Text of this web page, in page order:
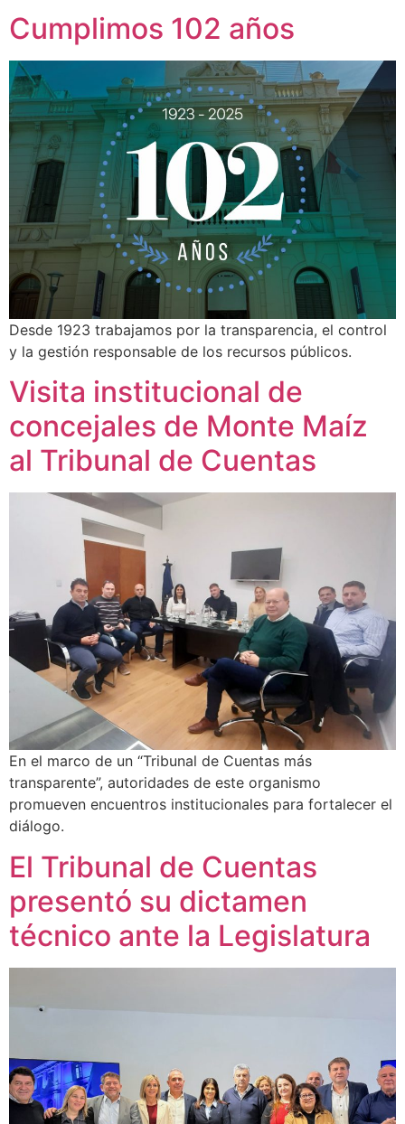
Cumplimos 102 años
Desde 1923 trabajamos por la transparencia, el control
y la gestión responsable de los recursos públicos.
Visita institucional de
concejales de Monte Maíz
al Tribunal de Cuentas
En el marco de un “Tribunal de Cuentas más
transparente”, autoridades de este organismo
promueven encuentros institucionales para fortalecer el
diálogo.
El Tribunal de Cuentas
presentó su dictamen
técnico ante la Legislatura